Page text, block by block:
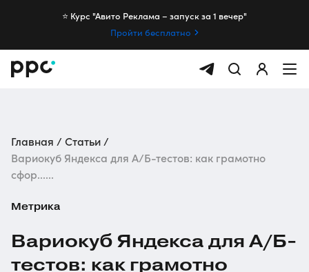
⭐️ Курс "Авито Реклама – запуск за 1 вечер"
Пройти бесплатно
Главная
Статьи
Вариокуб Яндекса для А/Б-тестов: как грамотно
сфор......
Метрика
Вариокуб Яндекса для А/Б-
тестов: как грамотно